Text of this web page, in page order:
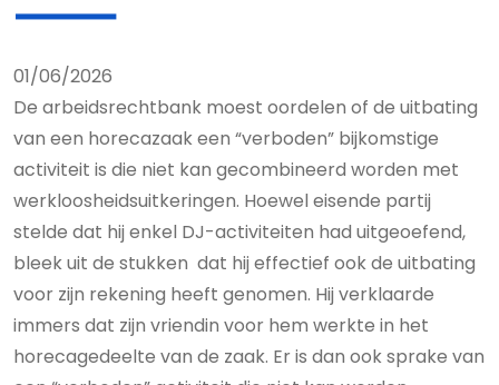
01/06/2026
De arbeidsrechtbank moest oordelen of de uitbating
van een horecazaak een “verboden” bijkomstige
activiteit is die niet kan gecombineerd worden met
werkloosheidsuitkeringen. Hoewel eisende partij
stelde dat hij enkel DJ-activiteiten had uitgeoefend,
bleek uit de stukken dat hij effectief ook de uitbating
voor zijn rekening heeft genomen. Hij verklaarde
immers dat zijn vriendin voor hem werkte in het
horecagedeelte van de zaak. Er is dan ook sprake van